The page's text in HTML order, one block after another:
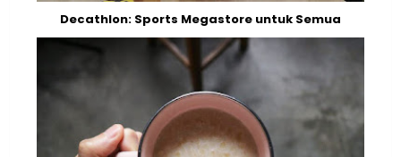
Decathlon: Sports Megastore untuk Semua